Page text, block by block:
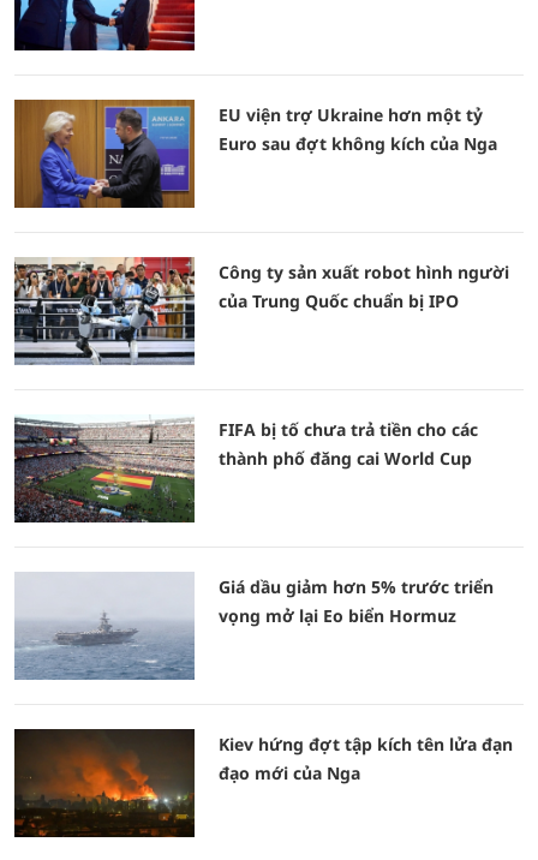
EU viện trợ Ukraine hơn một tỷ
Euro sau đợt không kích của Nga
Công ty sản xuất robot hình người
của Trung Quốc chuẩn bị IPO
FIFA bị tố chưa trả tiền cho các
thành phố đăng cai World Cup
Giá dầu giảm hơn 5% trước triển
vọng mở lại Eo biển Hormuz
Kiev hứng đợt tập kích tên lửa đạn
đạo mới của Nga